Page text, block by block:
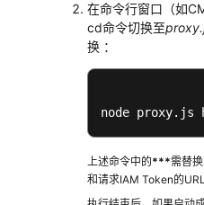
if (path ===
    }
else {
    }
});
// 启动服务
在命令行窗口（如
cd命令切换至
换 ：
node proxy.js
上述命令中的***需替
和请求IAM Token的URL